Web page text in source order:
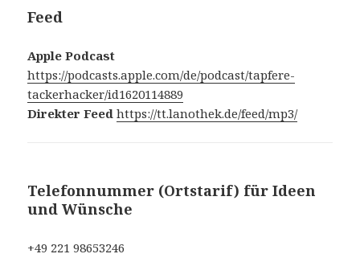
Feed
Apple Podcast
https://podcasts.apple.com/de/podcast/tapfere-
tackerhacker/id1620114889
Direkter Feed https://tt.lanothek.de/feed/mp3/
Telefonnummer (Ortstarif) für Ideen
und Wünsche
‭+49 221 98653246‬